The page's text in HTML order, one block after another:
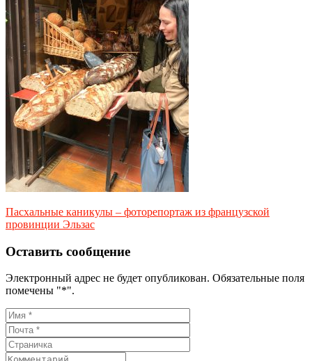
Пасхальные каникулы – фоторепортаж из французской
провинции Эльзас
Оставить сообщение
Электронный адрес не будет опубликован. Обязательные поля
помечены "*".